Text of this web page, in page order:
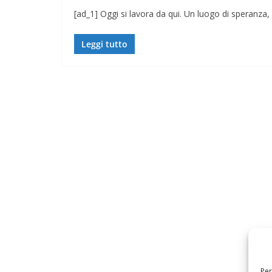
[ad_1] Oggi si lavora da qui. Un luogo di
Leggi tutto